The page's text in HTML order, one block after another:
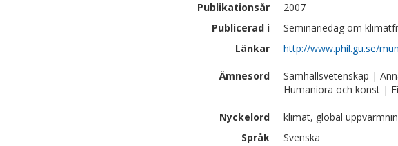
Publikationsår
2007
Publicerad i
Seminariedag om
Länkar
http://www.phil.gu.se/
Ämnesord
Samhällsvetenskap |
Humaniora och konst |
Nyckelord
klimat, global
Språk
Svenska